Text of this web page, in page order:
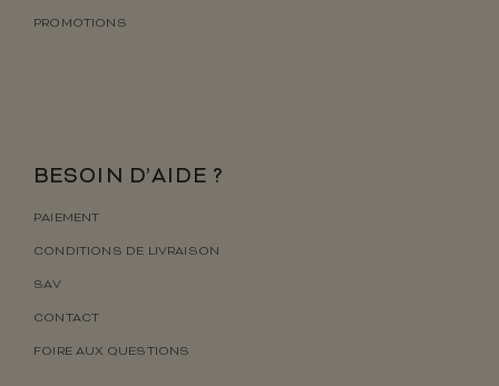
PROMOTIONS
BESOIN D’AIDE ?
PAIEMENT
CONDITIONS DE LIVRAISON
SAV
CONTACT
FOIRE AUX QUESTIONS